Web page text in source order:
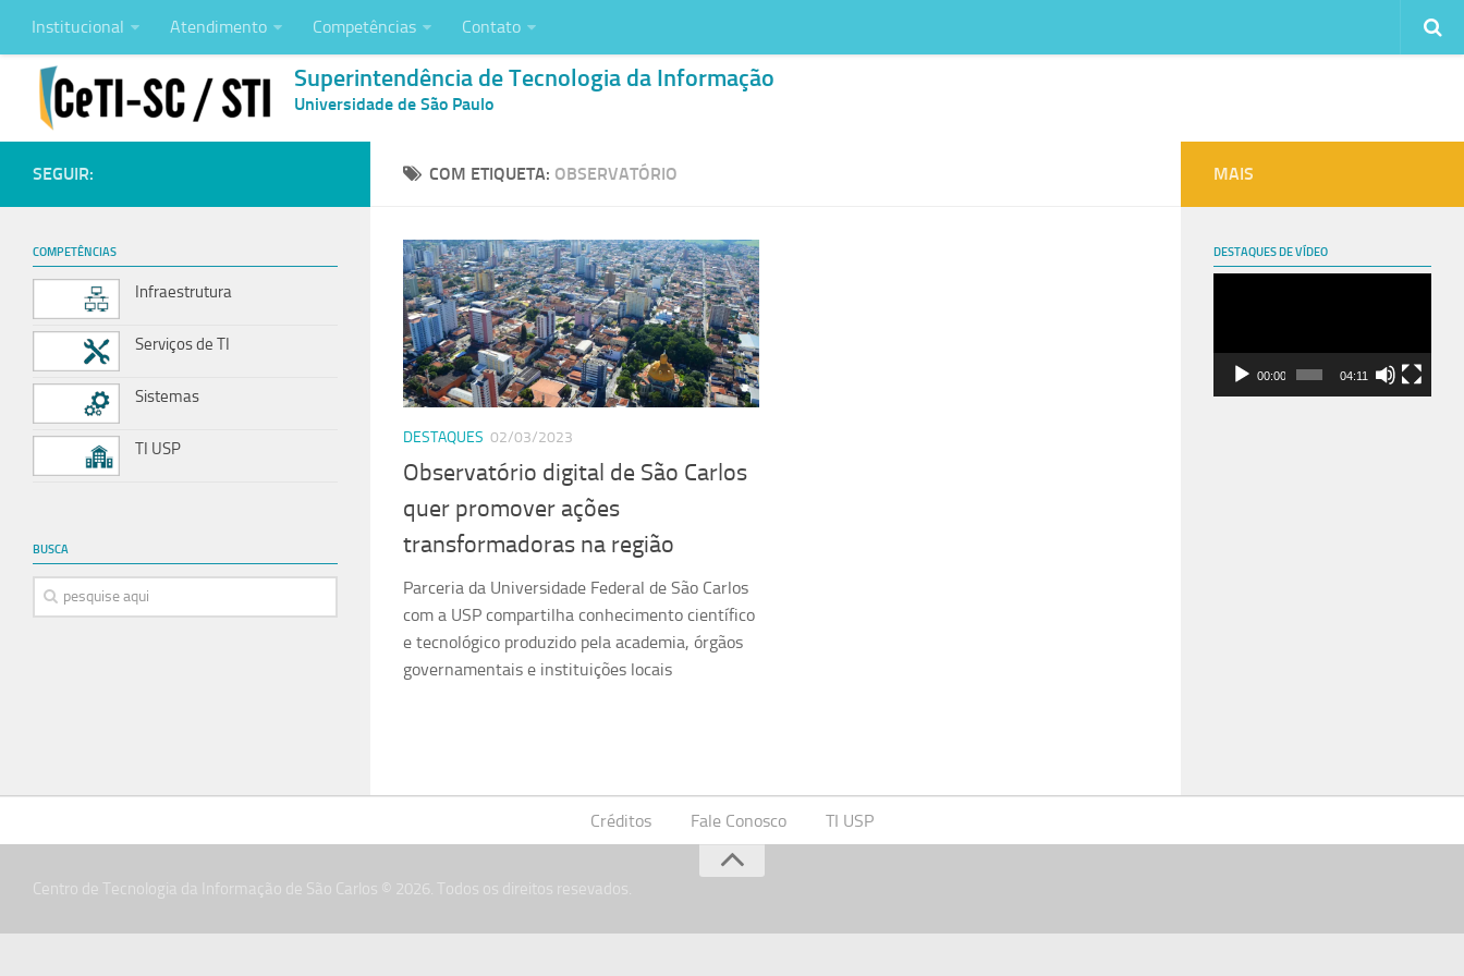
Institucional Atendimento Competências Contato
Superintendência de Tecnologia da Informação
Universidade de São Paulo
COM ETIQUETA: OBSERVATÓRIO
DESTAQUES 02/03/2023
Observatório digital de São Carlos
quer promover ações
transformadoras na região
Parceria da Universidade Federal de São Carlos
com a USP compartilha conhecimento científico
e tecnológico produzido pela academia, órgãos
governamentais e instituições locais
SEGUIR:
COMPETÊNCIAS
Infraestrutura
Serviços de TI
Sistemas
TI USP
BUSCA
MAIS
DESTAQUES DE VÍDEO
00:00 04:11
Créditos Fale Conosco TI USP
Centro de Tecnologia da Informação de São Carlos © 2026. Todos os direitos resevados.